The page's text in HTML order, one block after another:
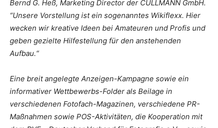
Bernd G. Heß, Marketing Director der CULLMANN GmbH.
“Unsere Vorstellung ist ein sogenanntes Wikiflexx. Hier
wecken wir kreative Ideen bei Amateuren und Profis und
geben gezielte Hilfestellung für den anstehenden
Aufbau.“
Eine breit angelegte Anzeigen-Kampagne sowie ein
informativer Wettbewerbs-Folder als Beilage in
verschiedenen Fotofach-Magazinen, verschiedene PR-
Maßnahmen sowie POS-Aktivitäten, die Kooperation mit